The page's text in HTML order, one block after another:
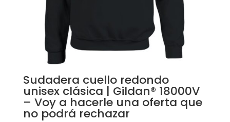
Sudadera cuello redondo
unisex clásica | Gildan® 18000V
– Voy a hacerle una oferta que
no podrá rechazar